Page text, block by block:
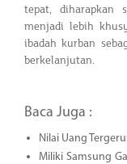
tepat, diharapkan
menjadi lebih
ibadah kurban
berkelanjutan.
Baca Juga :
Nilai Uang
Miliki Samsung